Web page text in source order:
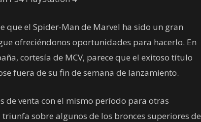
que el Spider-Man de Marvel ha sido un gran
ofreciéndonos oportunidades para hacerlo. En
cortesía de MCV, parece que el exitoso título
fuera de su fin de semana de lanzamiento.
de venta con el mismo período para otras
sobre algunos de los bronces superiores de